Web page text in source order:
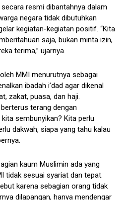
resmi dibantahnya dalam
negara tidak dibutuhkan
kegiatan-kegiatan positif. “Kita
saja, bukan minta izin,
terima,” ujarnya.
MMI menurutnya sebagai
ibadah i’dad agar dikenal
zakat, puasa, dan haji.
terang dengan
sembunyikan? Kita perlu
dakwah, siapa yang tahu kalau
kaum Muslimin ada yang
tidak sesuai syariat dan tepat.
karena sebagian orang tidak
dilapangan, hanya mendengar